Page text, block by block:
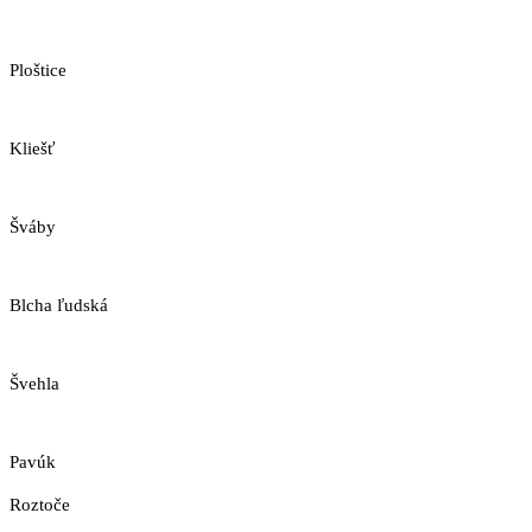
Ploštice
Kliešť
Šváby
Blcha ľudská
Švehla
Pavúk
Roztoče